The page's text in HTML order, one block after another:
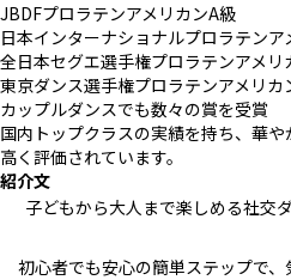
JBDFプロラテンアメリカンA級
日本インターナショナルプロラテン
全日本セグエ選手権プロラテンアメリ
東京ダンス選手権プロラテンアメリカ
カップルダンスでも数々の賞を受賞
国内トップクラスの実績を持ち、華
高く評価されています。
紹介文
子どもから大人まで楽しめる社交
初心者でも安心の簡単ステップで、